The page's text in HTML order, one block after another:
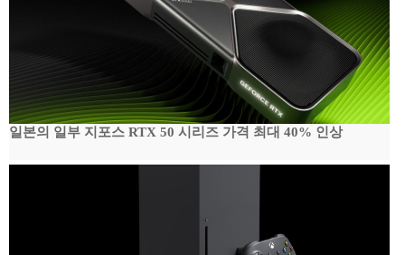
일본의 일부 지포스 RTX 50 시리즈 가격 최대 40% 인상